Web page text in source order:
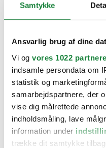
Samtykke
Ansvarlig brug af dine
Vi og vores 1022 partnere
indsamle persondata om
statistik og
samarbejdspartnere, der
vise dig målrettede
indholdsmåling, lave
information under
trække dit samtykke
Toyota (
VW (21)
Mazda
Citroën
Cupra
Dacia
Fiat
Ford
Hyundai
Kia
Mercedes
MG
Mini